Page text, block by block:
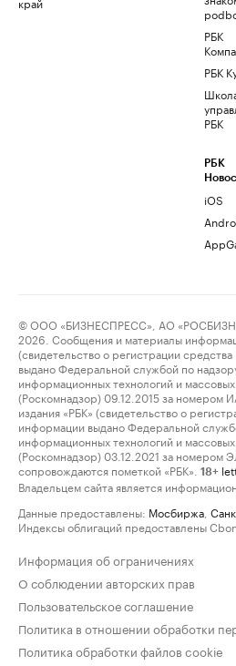
РБК
РБК
РБК
РБК
iOS
© ООО «БИЗНЕСПРЕСС», АО
2026. Сообщения и материалы
(свидетельство о регистрации
выдано Федеральной службой по
информационных технологий и
(Роскомнадзор) 09.12.2015 за номером
издания «РБК» (свидетельство о
информации выдано Федеральной
информационных технологий и
(Роскомнадзор) 03.12.2021 за номером
сопровождаются пометкой «РБК».
18+
Владельцем сайта является
Данные предоставлены: Мосбиржа
Индексы облигаций предоставлены
Информация об ограничениях
О соблюдении авторских прав
Пользовательское соглашение
Политика в отношении обработки
Политика обработки файлов cookie